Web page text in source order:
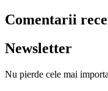
Comentarii
Newsletter
Nu pierde cele mai